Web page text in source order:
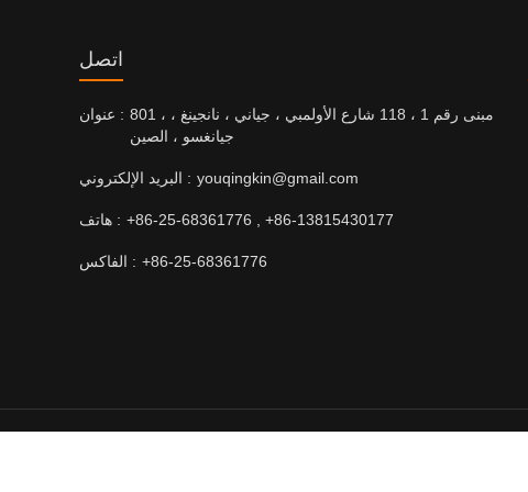
اتصل
عنوان : 801 ، مبنى رقم 1 ، 118 شارع الأولمبي ، جياني ، نانجينغ ،
جيانغسو ، الصين
البريد الإلكتروني : youqingkin@gmail.com
هاتف : +86-25-68361776 , +86-13815430177
الفاكس : +86-25-68361776